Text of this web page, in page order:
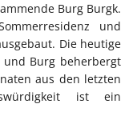
Burg Burgk.
und
Die heutige
und Burg beherbergt
aus den letzten
ist ein